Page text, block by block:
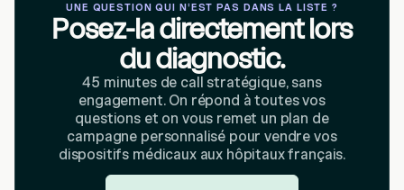
UNE QUESTION QUI N'EST PAS DANS LA LISTE ?
Posez-la directement lors
du diagnostic.
45 minutes de call stratégique, sans
engagement. On répond à toutes vos
questions et on vous remet un plan de
campagne personnalisé pour vendre vos
dispositifs médicaux aux hôpitaux français.